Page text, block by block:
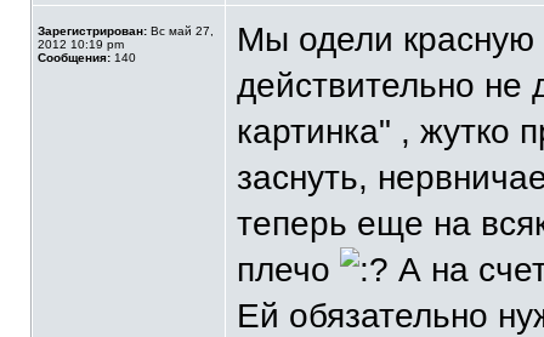
Зарегистрирован: Вс май 27,
2012 10:19 pm
Сообщения: 140
Мы одели красную
действительно не
картинка" , жутко
заснуть,
теперь еще на
плечо
А на
Ей обязательно